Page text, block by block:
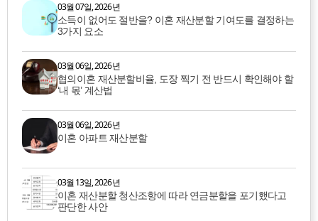
03월 07일, 2026년
소득이 없어도 절반을? 이혼 재산분할 기여도를 결정하는
3가지 요소
03월 06일, 2026년
협의이혼 재산분할비율, 도장 찍기 전 반드시 확인해야 할
‘내 몫’ 계산법
03월 06일, 2026년
이혼 아파트 재산분할
03월 13일, 2026년
이혼 재산분할 청산조항에 따라 연금분할을 포기했다고
판단한 사안